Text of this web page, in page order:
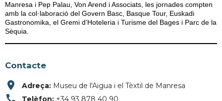
Manresa i Pep Palau, Von Arend i Associats, les jornades compten
amb la col·laboració del Govern Basc, Basque Tour, Euskadi
Gastronomika, el Gremi d’Hoteleria i Turisme del Bages i Parc de la
Sèquia.
Contacte
place Adreça: Museu de l'Aigua i el Tèxtil de Manresa